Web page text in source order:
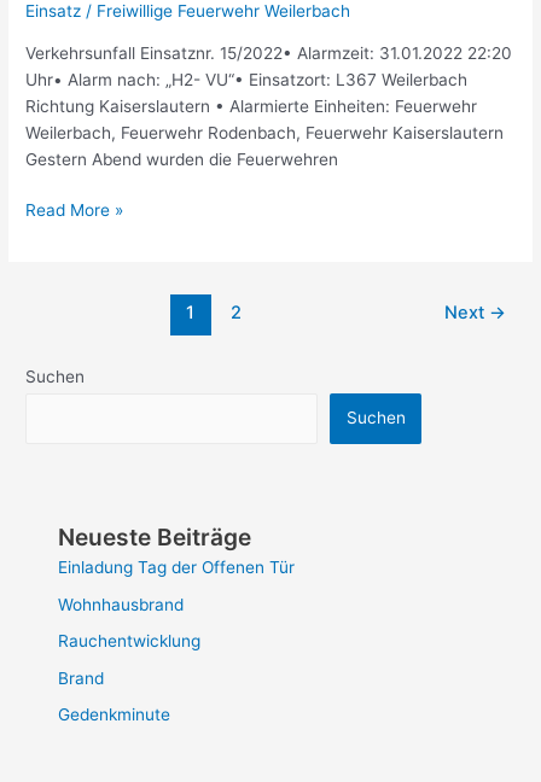
Einsatz / Freiwillige Feuerwehr Weilerbach
Verkehrsunfall Einsatznr. 15/2022• Alarmzeit: 31.01.2022 22:20
Uhr• Alarm nach: „H2- VU“• Einsatzort: L367 Weilerbach
Richtung Kaiserslautern • Alarmierte Einheiten: Feuerwehr
Weilerbach, Feuerwehr Rodenbach, Feuerwehr Kaiserslautern
Gestern Abend wurden die Feuerwehren
Read More »
1 2 Next →
Suchen
Suchen
Neueste Beiträge
Einladung Tag der Offenen Tür
Wohnhausbrand
Rauchentwicklung
Brand
Gedenkminute